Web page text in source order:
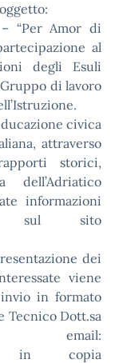
– “Per Amor di
al
degli Esuli
di lavoro
civica
attraverso
storici,
dell’Adriatico
informazioni
sul sito
dei
viene
in formato
Tecnico Dott.sa
email:
in copia